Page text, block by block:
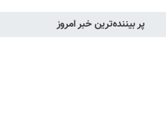
پر بیننده‌ترین خبر امروز